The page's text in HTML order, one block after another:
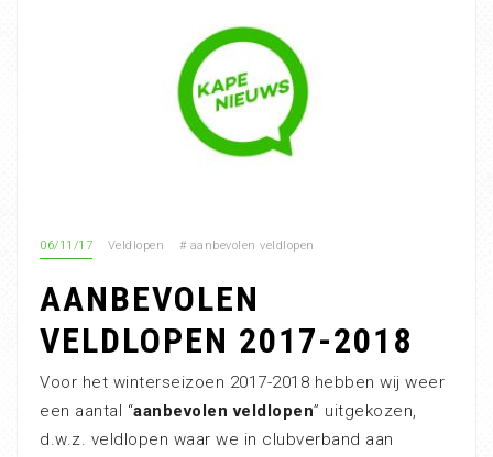
06/11/17 Veldlopen # aanbevolen veldlopen
AANBEVOLEN
VELDLOPEN 2017-2018
Voor het winterseizoen 2017-2018 hebben wij weer
een aantal “aanbevolen veldlopen” uitgekozen,
d.w.z. veldlopen waar we in clubverband aan